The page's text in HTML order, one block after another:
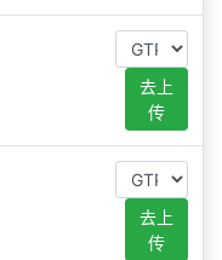
去上
传
去上
传